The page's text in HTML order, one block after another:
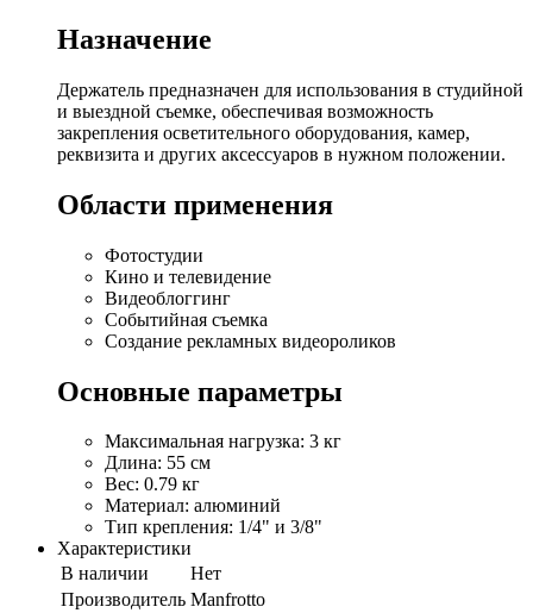
Назначение
Держатель предназначен для использования в студийной
и выездной съемке, обеспечивая возможность
закрепления осветительного оборудования, камер,
реквизита и других аксессуаров в нужном положении.
Области применения
Фотостудии
Кино и телевидение
Видеоблоггинг
Событийная съемка
Создание рекламных видеороликов
Основные параметры
Максимальная нагрузка: 3 кг
Длина: 55 см
Вес: 0.79 кг
Материал: алюминий
Тип крепления: 1/4" и 3/8"
Характеристики
В наличии
Нет
Производитель Manfrotto